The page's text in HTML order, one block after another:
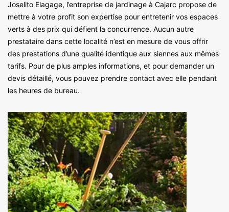
Joselito Elagage, l’entreprise de jardinage à Cajarc propose de
mettre à votre profit son expertise pour entretenir vos espaces
verts à des prix qui défient la concurrence. Aucun autre
prestataire dans cette localité n’est en mesure de vous offrir
des prestations d’une qualité identique aux siennes aux mêmes
tarifs. Pour de plus amples informations, et pour demander un
devis détaillé, vous pouvez prendre contact avec elle pendant
les heures de bureau.